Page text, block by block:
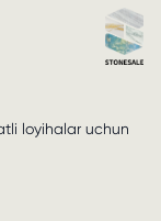
loyihalar uchun